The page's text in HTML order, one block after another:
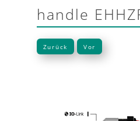
handle
Zurück Vor